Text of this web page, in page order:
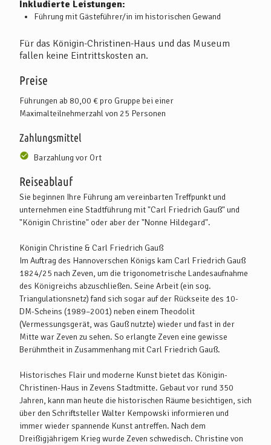
Inkludierte Leistungen:
Führung mit Gästeführer/in im historischen Gewand
Für das Königin-Christinen-Haus und das Museum
fallen keine Eintrittskosten an.
Preise
Führungen ab 80,00 € pro Gruppe bei einer
Maximalteilnehmerzahl von 25 Personen
Zahlungsmittel
Barzahlung vor Ort
Reiseablauf
Sie beginnen Ihre Führung am vereinbarten Treffpunkt und
unternehmen eine Stadtführung mit "Carl Friedrich Gauß" und
"Königin Christine" oder aber der "Nonne Hildegard".
Königin Christine & Carl Friedrich Gauß
Im Auftrag des Hannoverschen Königs kam Carl Friedrich Gauß
1824/25 nach Zeven, um die trigonometrische Landesaufnahme
des Königreichs abzuschließen. Seine Arbeit (ein sog.
Triangulationsnetz) fand sich sogar auf der Rückseite des 10-
DM-Scheins (1989–2001) neben einem Theodolit
(Vermessungsgerät, was Gauß nutzte) wieder und fast in der
Mitte war Zeven zu sehen. So erlangte Zeven eine gewisse
Berühmtheit in Zusammenhang mit Carl Friedrich Gauß.
Historisches Flair und moderne Kunst bietet das Königin-
Christinen-Haus in Zevens Stadtmitte. Gebaut vor rund 350
Jahren, kann man heute die historischen Räume besichtigen, sich
über den Schriftsteller Walter Kempowski informieren und
immer wieder spannende Kunst antreffen. Nach dem
Dreißigjährigem Krieg wurde Zeven schwedisch. Christine von